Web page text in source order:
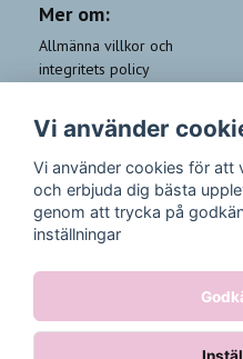
Mer om:
Allmänna villkor och
integritets policy
QA
Kundklubb Beauty for you
Följ oss
Instagram
Vi använder
Vi använder cookies för att
och erbjuda dig bästa
genom att trycka på
inställningar